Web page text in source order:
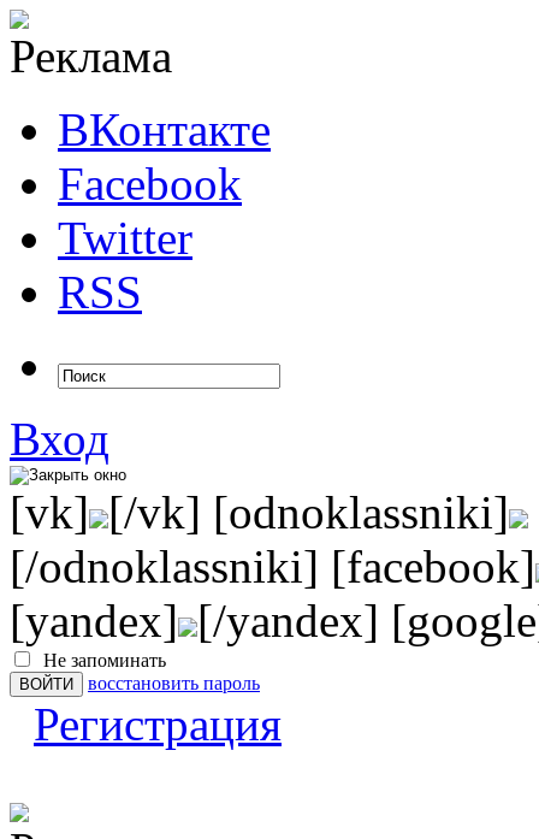
ВКонтакте
Facebook
Twitter
RSS
Вход
[vk] [/vk] [odnoklassniki]
[/odnoklassniki] [facebook]
[yandex] [/yandex]
Не запоминать
восстановить пароль
Регистрация